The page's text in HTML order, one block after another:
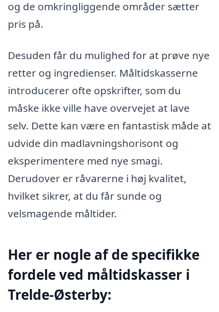
og de omkringliggende områder sætter
pris på.
Desuden får du mulighed for at prøve nye
retter og ingredienser. Måltidskasserne
introducerer ofte opskrifter, som du
måske ikke ville have overvejet at lave
selv. Dette kan være en fantastisk måde at
udvide din madlavningshorisont og
eksperimentere med nye smagi.
Derudover er råvarerne i høj kvalitet,
hvilket sikrer, at du får sunde og
velsmagende måltider.
Her er nogle af de specifikke
fordele ved måltidskasser i
Trelde-Østerby: